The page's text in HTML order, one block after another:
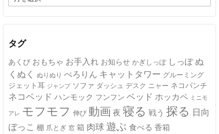
ー
カ
イ
タグ
あくび おもちゃ お手入れ お知らせ かぎしっぽ しっぽ ぬ
くぬく ぬりぬり ぺろりん キャットタワー グルーミング
ジェット耳 ジャンプ ソファ ダッシュ デスク ニャー ネコパンチ
ネコベッド ハンモック フンフン ベッド ホッカペ ミニモ
アレ モフモフ 伸び 動画 夜 寝る 戦う 探る 日向
ぼっこ 棚 爪とぎ 窓 箱 肉球 遊ぶ 食べる 香箱